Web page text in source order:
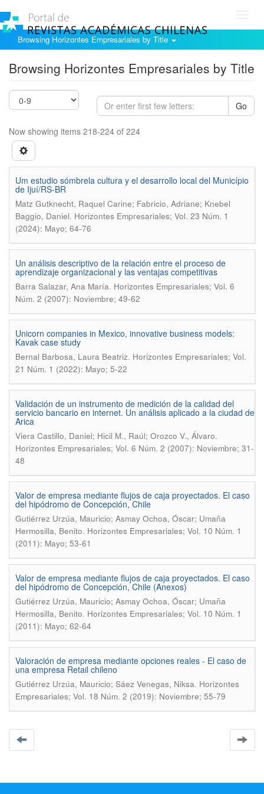
Browsing Horizontes Empresariales by Title
Browsing Horizontes Empresariales by Title
Go
Now showing items 218-224 of 224
Um estudio sómbrela cultura y el desarrollo local del Município
de Ijuí/RS-BR
Matz Gutknecht, Raquel Carine; Fabricio, Adriane; Knebel
Baggio, Daniel. Horizontes Empresariales; Vol. 23 Núm. 1
(2024): Mayo; 64-76
Un análisis descriptivo de la relación entre el proceso de
aprendizaje organizacional y las ventajas competitivas
Barra Salazar, Ana María. Horizontes Empresariales; Vol. 6
Núm. 2 (2007): Noviembre; 49-62
Unicorn companies in Mexico, innovative business models:
Kavak case study
Bernal Barbosa, Laura Beatriz. Horizontes Empresariales; Vol.
21 Núm. 1 (2022): Mayo; 5-22
Validación de un instrumento de medición de la calidad del
servicio bancario en internet. Un análisis aplicado a la ciudad de
Arica
Viera Castillo, Daniel; Hicil M., Raúl; Orozco V., Álvaro.
Horizontes Empresariales; Vol. 6 Núm. 2 (2007): Noviembre; 31-
48
Valor de empresa mediante flujos de caja proyectados. El caso
del hipódromo de Concepción, Chile
Gutiérrez Urzúa, Mauricio; Asmay Ochoa, Óscar; Umaña
Hermosilla, Benito. Horizontes Empresariales; Vol. 10 Núm. 1
(2011): Mayo; 53-61
Valor de empresa mediante flujos de caja proyectados. El caso
del hipódromo de Concepción, Chile (Anexos)
Gutiérrez Urzúa, Mauricio; Asmay Ochoa, Óscar; Umaña
Hermosilla, Benito. Horizontes Empresariales; Vol. 10 Núm. 1
(2011): Mayo; 62-64
Valoración de empresa mediante opciones reales - El caso de
una empresa Retail chileno
Gutiérrez Urzúa, Mauricio; Sáez Venegas, Niksa. Horizontes
Empresariales; Vol. 18 Núm. 2 (2019): Noviembre; 55-79